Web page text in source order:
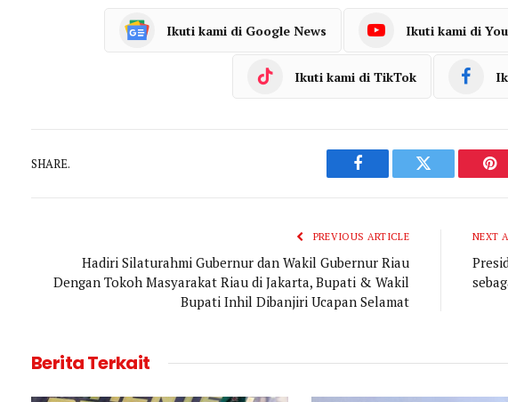
Ikuti kami di Google News Ikuti kami di
Ikuti kami di TikTok
SHARE.
Facebook Twitter
PREVIOUS ARTICLE
Hadiri Silaturahmi Gubernur dan Wakil Gubernur Riau
Dengan Tokoh Masyarakat Riau di Jakarta, Bupati & Wakil
Bupati Inhil Dibanjiri Ucapan Selamat
NEXT
Berita Terkait